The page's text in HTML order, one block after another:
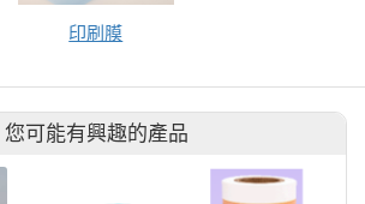
印刷膜
您可能有興趣的產品